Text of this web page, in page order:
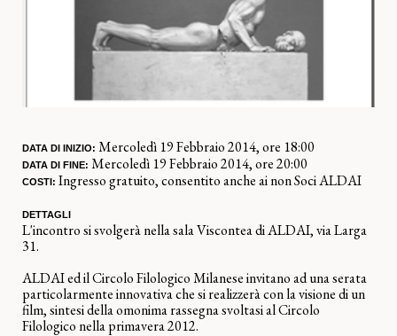
DATA DI INIZIO: Mercoledì 19 Febbraio 2014, ore 18:00
DATA DI FINE: Mercoledì 19 Febbraio 2014, ore 20:00
COSTI: Ingresso gratuito, consentito anche ai non Soci ALDAI
DETTAGLI
L'incontro si svolgerà nella sala Viscontea di ALDAI, via Larga
31.
ALDAI ed il Circolo Filologico Milanese invitano ad una serata
particolarmente innovativa che si realizzerà con la visione di un
film, sintesi della omonima rassegna svoltasi al Circolo
Filologico nella primavera 2012.